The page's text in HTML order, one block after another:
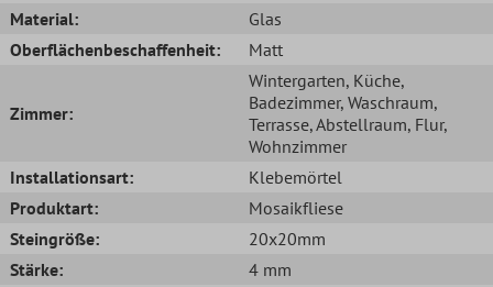
Material:
Glas
Oberflächenbeschaffenheit:
Matt
Zimmer:
Wintergarten, Küche,
Badezimmer, Waschraum,
Terrasse, Abstellraum, Flur,
Wohnzimmer
Installationsart:
Klebemörtel
Produktart:
Mosaikfliese
Steingröße:
20x20mm
Stärke:
4 mm